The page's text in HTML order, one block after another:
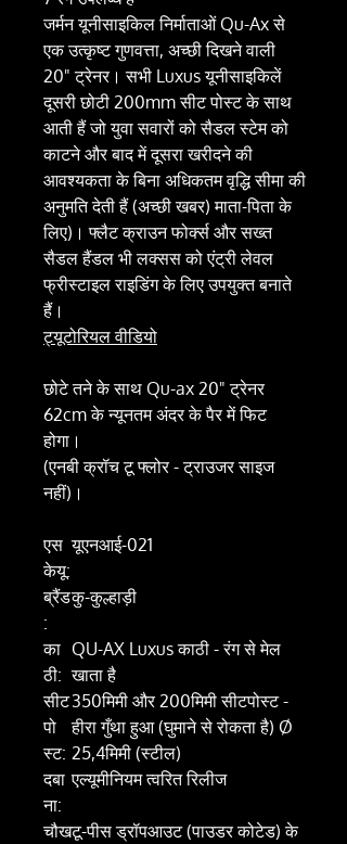
जर्मन यूनीसाइकिल निर्माताओं Qu-Ax से
एक उत्कृष्ट गुणवत्ता, अच्छी दिखने वाली
20" ट्रेनर। सभी Luxus यूनीसाइकिलें
दूसरी छोटी 200mm सीट पोस्ट के साथ
आती हैं जो युवा सवारों को सैडल स्टेम को
काटने और बाद में दूसरा खरीदने की
आवश्यकता के बिना अधिकतम वृद्धि सीमा की
अनुमति देती हैं (अच्छी खबर) माता-पिता के
लिए)। फ्लैट क्राउन फोर्क्स और सख्त
सैडल हैंडल भी लक्सस को एंट्री लेवल
फ्रीस्टाइल राइडिंग के लिए उपयुक्त बनाते
हैं।
ट्यूटोरियल वीडियो
छोटे तने के साथ Qu-ax 20" ट्रेनर
62cm के न्यूनतम अंदर के पैर में फिट
होगा।
(एनबी क्रॉच टू फ्लोर - ट्राउजर साइज
नहीं)।
एस
केयू:
यूएनआई-021
ब्रैंड
:
कु-कुल्हाड़ी
का
ठी:
QU-AX Luxus काठी - रंग से मेल
खाता है
सीट
पो
स्ट:
350मिमी और 200मिमी सीटपोस्ट -
हीरा गुँथा हुआ (घुमाने से रोकता है) Ø
25,4मिमी (स्टील)
दबा
ना:
एल्यूमीनियम त्वरित रिलीज
चौखटू-पीस ड्रॉपआउट (पाउडर कोटेड) के